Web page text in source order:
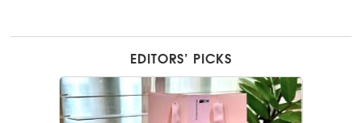
EDITORS’ PICKS